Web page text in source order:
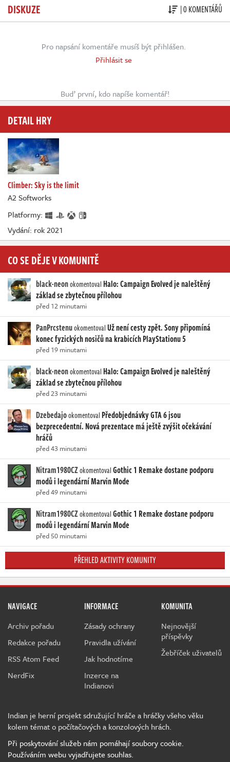
DISKUZE | 0 KOMENTÁŘŮ
Pro napsání komentáře musíš být přihlášen.
Přihlásit se
Buď první, kdo napíše komentář!
DETAIL HRY
Climber: Sky is the limit
A2 Softworks
Platformy:
Vydání: rok 2021
CO SE DĚJE V KOMUNITĚ
black-neonokomentoval Halo: Campaign Evolved je naleštěný
základ se zbytečnou přílohou
před 12 minutami
PanPrcstenuokomentovalUž není cesty zpět. Sony připomíná
konec fyzických nosičů na krabicích PlayStationu 5
před 19 minutami
black-neonokomentoval Halo: Campaign Evolved je naleštěný
základ se zbytečnou přílohou
před 23 minutami
Dzebedajookomentoval Předobjednávky GTA 6 jsou
bezprecedentní. Nová prezentace má ještě zvýšit očekávání
hráčů
před 43 minutami
Nitram1980CZokomentovalGothic 1 Remake dostane podporu
modů i legendární Marvin Mode
před 49 minutami
Nitram1980CZokomentovalGothic 1 Remake dostane podporu
modů i legendární Marvin Mode
před 50 minutami
PŘEHLED AKTIVITY KOMUNITY
NAVIGACE
Archiv pořadu
Redakce pořadu
RSS Atom Feed
NerdFix
INFORMACE
Zásady ochrany
Pravidla užívání
Jak hodnotíme
Inzerce na
Indianovi
KOMUNITA
Nejnovější
příspěvky
Žebříček uživatelů
Indian je herní projekt sdružující hráče a hráčky všeho věku
kolem témat o počítačových a konzolových hrách.
Při poskytování služeb nám pomáhají soubory cookie.
Používáním webu vyjadřujete souhlas.